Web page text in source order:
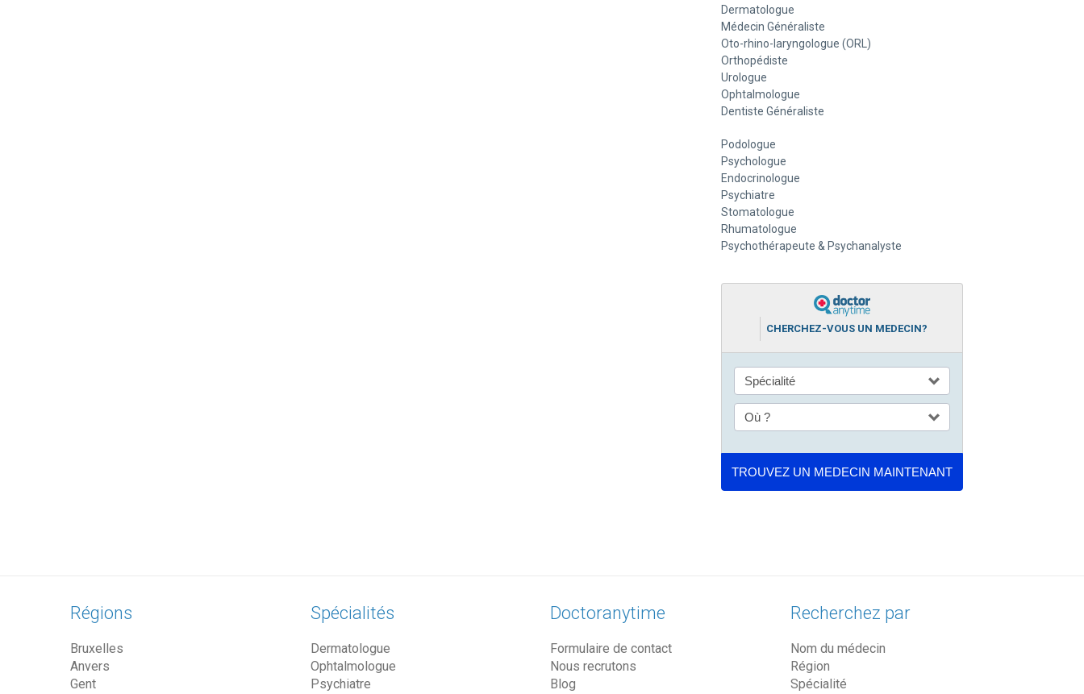
Dermatologue
Médecin Généraliste
Oto-rhino-laryngologue (ORL)
Orthopédiste
Urologue
Ophtalmologue
Dentiste Généraliste
Podologue
Psychologue
Endocrinologue
Psychiatre
Stomatologue
Rhumatologue
Psychothérapeute & Psychanalyste
CHERCHEZ-VOUS UN MEDECIN?
Régions
Bruxelles
Anvers
Gent
Spécialités
Dermatologue
Ophtalmologue
Psychiatre
Doctoranytime
Formulaire de contact
Nous recrutons
Blog
Recherchez par
Nom du médecin
Région
Spécialité